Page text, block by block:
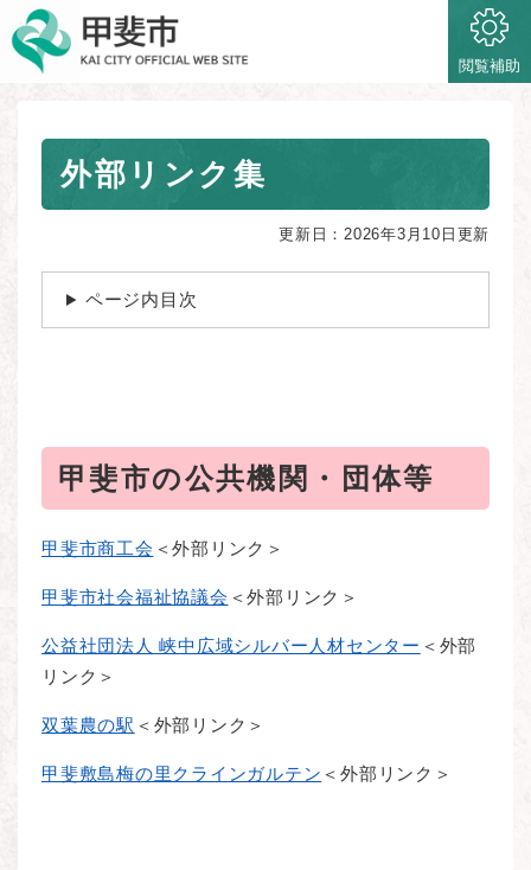
ー
メニューを飛ばして本文へ
閲覧補助
外部リンク集
更新日：2026年3月10日更新
ページ内目次
甲斐市の公共機関・団体等
甲斐市商工会 ＜外部リンク＞
甲斐市社会福祉協議会 ＜外部リンク＞
公益社団法人 峡中広域シルバー人材センター ＜外部
リンク＞
双葉農の駅 ＜外部リンク＞
甲斐敷島梅の里クラインガルテン ＜外部リンク＞